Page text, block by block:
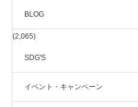
BLOG
(2,065)
SDG'S
イベント・キャンペーン